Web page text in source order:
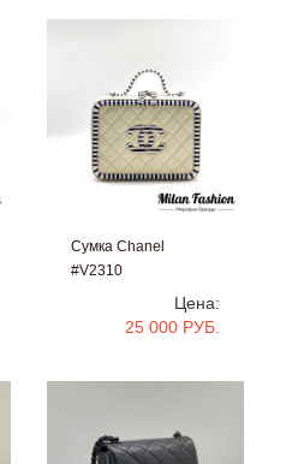
Сумка Chanel
#V2310
Цена:
25 000 РУБ.